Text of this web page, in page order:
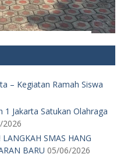
Qurban dan
Lupakan Gadget Lewat
TUAH KALAU BELUM
BALIK HARDIKNAS & MAY
30/04/2026
BEBAN STRUKTURAL